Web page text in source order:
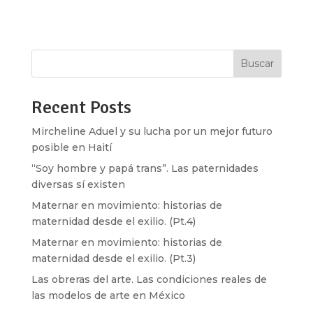
Buscar
Recent Posts
Mircheline Aduel y su lucha por un mejor futuro
posible en Haití
“Soy hombre y papá trans”. Las paternidades
diversas sí existen
Maternar en movimiento: historias de
maternidad desde el exilio. (Pt.4)
Maternar en movimiento: historias de
maternidad desde el exilio. (Pt.3)
Las obreras del arte. Las condiciones reales de
las modelos de arte en México